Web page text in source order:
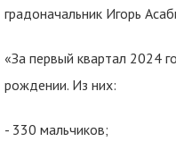
градоначальник Игорь
«За первый квартал 2024
рождении. Из них:
- 330 мальчиков;